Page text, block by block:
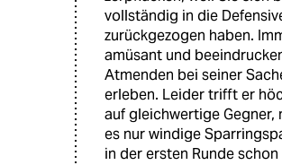
vollständig in die
zurückgezogen haben.
amüsant und
Atmenden bei seiner
erleben. Leider trifft er
auf gleichwertige Gegner,
es nur windige
in der ersten Runde schon